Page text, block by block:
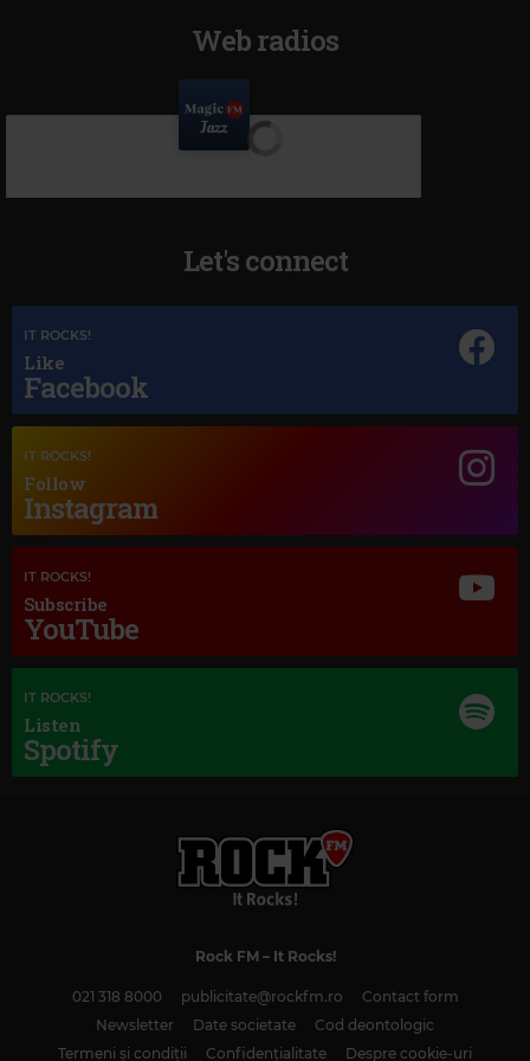
Web radios
Let's connect
IT ROCKS!
Like
Facebook
IT ROCKS!
Follow
Instagram
IT ROCKS!
Subscribe
YouTube
IT ROCKS!
Listen
Spotify
Rock FM– It Rocks!
021 318 8000 publicitate@rockfm.ro
Contact form
Newsletter
Date societate
Cod deontologic
Termeni și condiții
Confidențialitate Despre cookie-uri